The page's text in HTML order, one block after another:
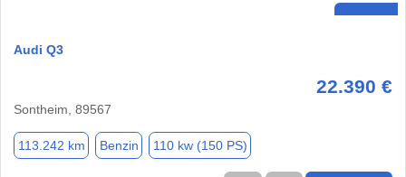
Audi Q3
22.390 €
Sontheim, 89567
113.242 km Benzin 110 kw (150 PS)